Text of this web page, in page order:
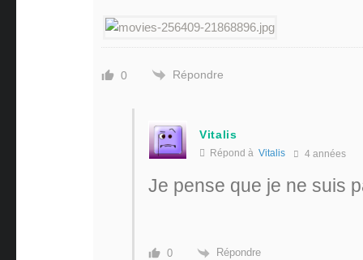
0 Répondre
Vitalis
Répond à Vitalis 4 années
Je pense que je ne suis
0 Répondre